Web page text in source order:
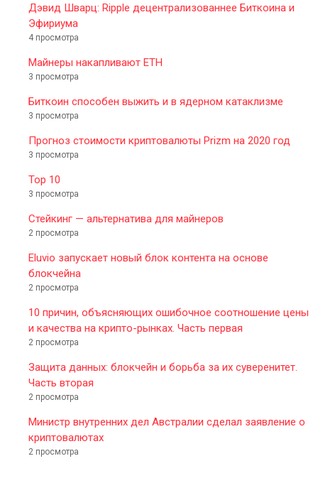
Дэвид Шварц: Ripple децентрализованнее Биткоина и
Эфириума
4 просмотра
Майнеры накапливают ETH
3 просмотра
Биткоин способен выжить и в ядерном катаклизме
3 просмотра
Прогноз стоимости криптовалюты Prizm на 2020 год
3 просмотра
Top 10
3 просмотра
Стейкинг — альтернатива для майнеров
2 просмотра
Eluvio запускает новый блок контента на основе
блокчейна
2 просмотра
10 причин, объясняющих ошибочное соотношение цены
и качества на крипто-рынках. Часть первая
2 просмотра
Защита данных: блокчейн и борьба за их суверенитет.
Часть вторая
2 просмотра
Министр внутренних дел Австралии сделал заявление о
криптовалютах
2 просмотра